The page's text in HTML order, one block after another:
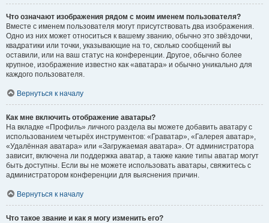
Что означают изображения рядом с моим именем пользователя?
Вместе с именем пользователя могут присутствовать два изображения.
Одно из них может относиться к вашему званию, обычно это звёздочки,
квадратики или точки, указывающие на то, сколько сообщений вы
оставили, или на ваш статус на конференции. Другое, обычно более
крупное, изображение известно как «аватара» и обычно уникально для
каждого пользователя.
Вернуться к началу
Как мне включить отображение аватары?
На вкладке «Профиль» личного раздела вы можете добавить аватару с
использованием четырёх инструментов: «Граватар», «Галерея аватар»,
«Удалённая аватара» или «Загружаемая аватара». От администратора
зависит, включена ли поддержка аватар, а также какие типы аватар могут
быть доступны. Если вы не можете использовать аватары, свяжитесь с
администратором конференции для выяснения причин.
Вернуться к началу
Что такое звание и как я могу изменить его?